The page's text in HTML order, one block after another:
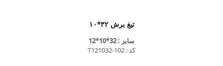
تیغ برش ۳۲*۱۰
سایز : 32*10*12
کد : T121032-102